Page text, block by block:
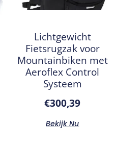
Lichtgewicht
Fietsrugzak voor
Mountainbiken met
Aeroflex Control
Systeem
€300,39
Bekijk Nu